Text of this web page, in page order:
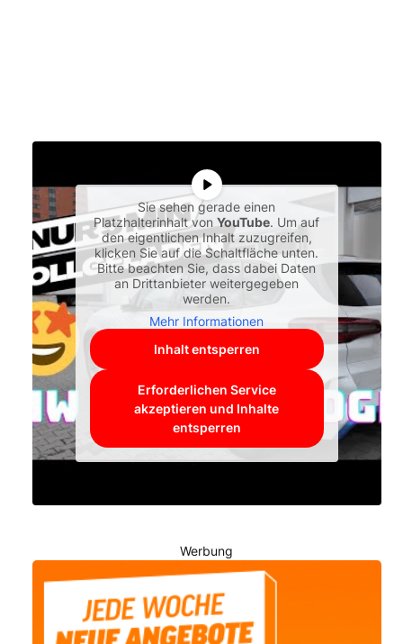
Sie sehen gerade einen
Platzhalterinhalt vonYouTube. Um auf
den eigentlichen Inhalt zuzugreifen,
klicken Sie auf die Schaltfläche unten.
Bitte beachten Sie, dass dabei Daten
an Drittanbieter weitergegeben
werden.
Mehr Informationen
Inhalt entsperren
Erforderlichen Service
akzeptieren und Inhalte
entsperren
Werbung